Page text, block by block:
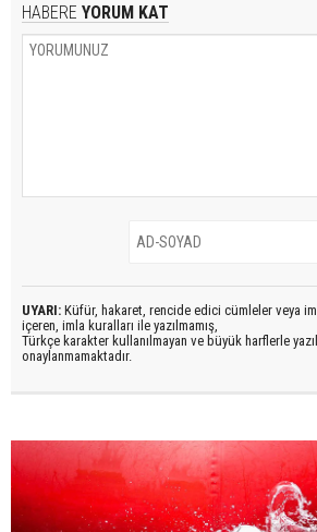
HABERE YORUM KAT
UYARI: Küfür, hakaret, rencide edici cümleler veya
içeren, imla kuralları ile yazılmamış,
Türkçe karakter kullanılmayan ve büyük harflerle
onaylanmamaktadır.